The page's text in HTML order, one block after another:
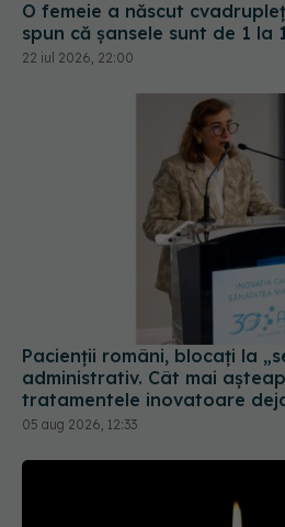
O femeie a născut
spun că șansele sunt de 1 la
22 iul 2026, 22:00
Pacienții români, blocați la
administrativ. Cât mai
tratamentele inovatoare
Europa
05 aug 2026, 12:33